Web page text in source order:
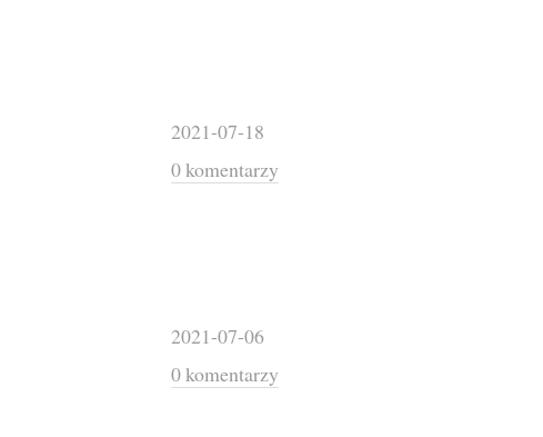
2021-07-18
0 komentarzy
2021-07-06
0 komentarzy